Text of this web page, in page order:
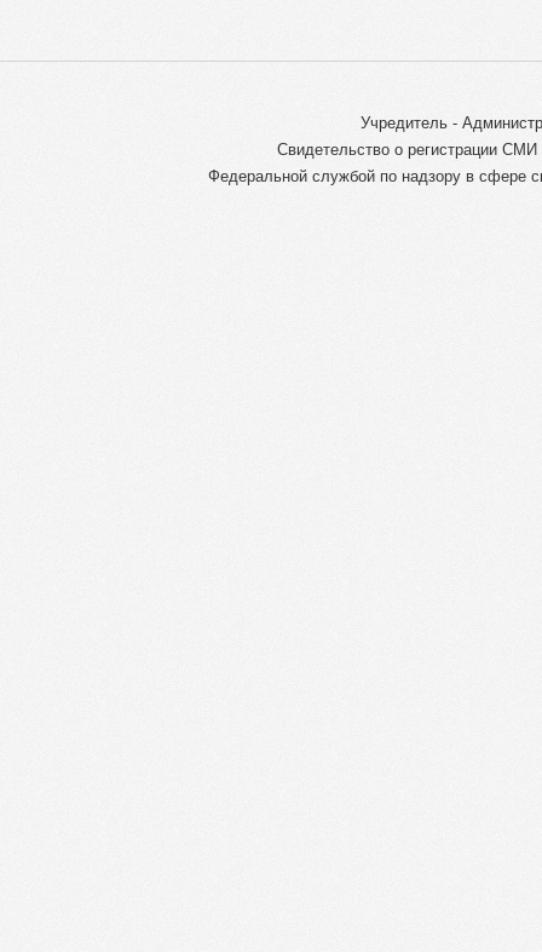
Учредитель -
Свидетельство о регистрации
Федеральной службой по надзору в сфере